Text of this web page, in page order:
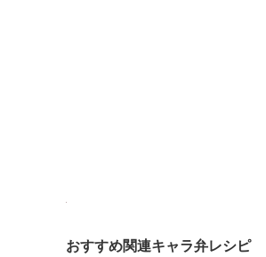
おすすめ関連キャラ弁レシピ